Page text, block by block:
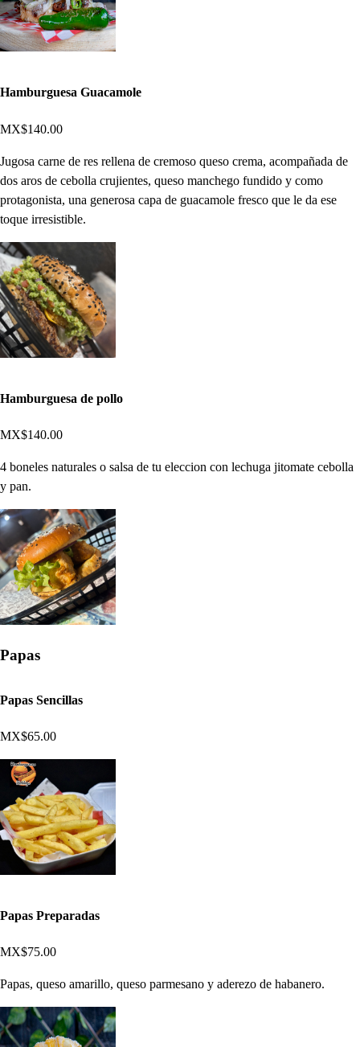
Hamburguesa Guacamole
MX$140.00
Jugosa carne de res rellena de cremoso queso crema, acompañada de
dos aros de cebolla crujientes, queso manchego fundido y como
protagonista, una generosa capa de guacamole fresco que le da ese
toque irresistible.
Hamburguesa de pollo
MX$140.00
4 boneles naturales o salsa de tu eleccion con lechuga jitomate cebolla
y pan.
Papas
Papas Sencillas
MX$65.00
Papas Preparadas
MX$75.00
Papas, queso amarillo, queso parmesano y aderezo de habanero.